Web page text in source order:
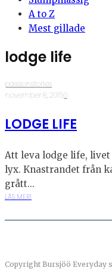
A to Z
Mest gillade
lodge life
passionstories
·november 8, 2015·0
LODGE LIFE
Att leva lodge life,
lyx. Knastrandet från
grått...
LÄS MER!
Copyright Bursjöö Everyday